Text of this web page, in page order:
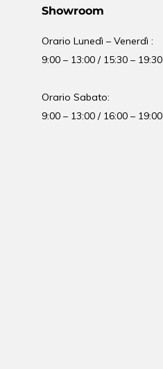
Showroom
Orario Lunedì – Venerdì :
9:00 – 13:00 / 15:30 – 19:30
Orario Sabato:
9:00 – 13:00 / 16:00 – 19:00